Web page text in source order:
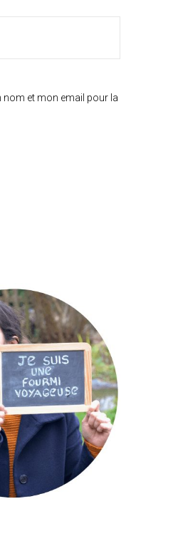
nom et mon email pour la